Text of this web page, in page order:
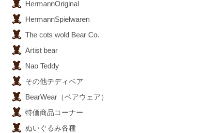
HermannOriginal
HermannSpielwaren
The cots wold Bear Co.
Artist bear
Nao Teddy
その他テディベア
BearWear（ベアウェア）
特価商品コーナー
ぬいぐるみ各種